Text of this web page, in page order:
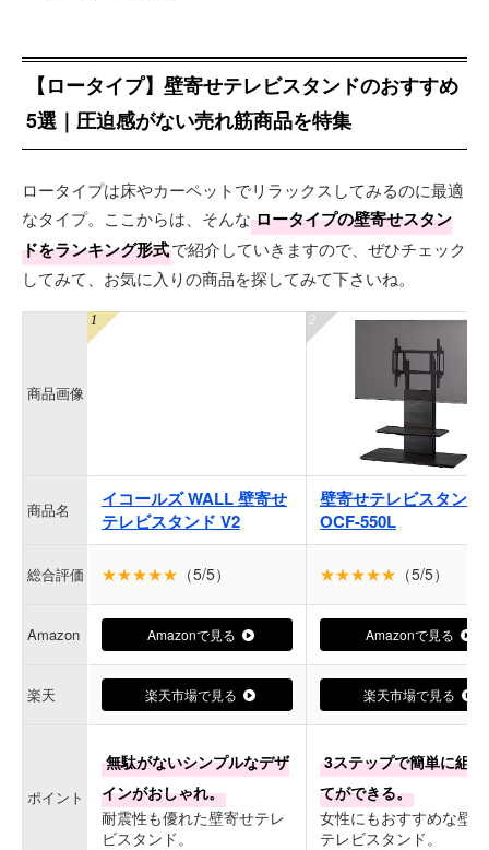
【ロータイプ】壁寄せテレビスタンドのおすすめ
5選｜圧迫感がない売れ筋商品を特集
ロータイプは床やカーペットでリラックスしてみるのに最適
なタイプ。ここからは、そんな ロータイプの壁寄せスタン
ドをランキング形式で紹介していきますので、ぜひチェック
してみて、お気に入りの商品を探してみて下さいね。
商品画像
商品名
イコールズ WALL 壁寄せ
テレビスタンド V2
壁寄せテレビスタンド
OCF-550L
総合評価 ★★★★★ （5/5） ★★★★★ （5/5）
Amazon Amazonで見る Amazonで見る
楽天 楽天市場で見る 楽天市場で見る
ポイント
無駄がないシンプルなデザ
インがおしゃれ。
耐震性も優れた壁寄せテレ
ビスタンド。
3ステップで簡単に組
てができる。
女性にもおすすめな壁
テレビスタンド。